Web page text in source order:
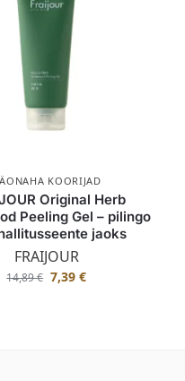
KOORIJAD
Original Herb
Peeling Gel – pilingo
jaoks
FRAIJOUR
14,89€ 7,39€